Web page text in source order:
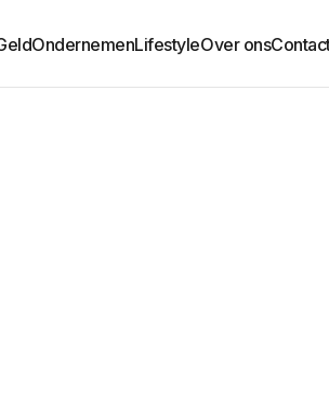
OndernemenLifestyleOver ons